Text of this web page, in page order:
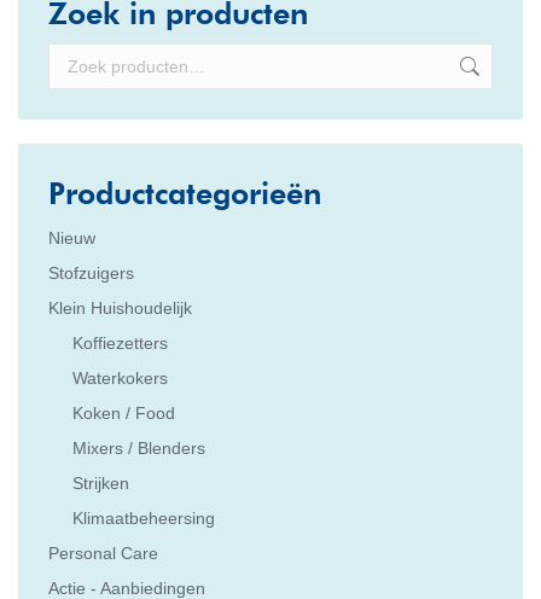
Zoek in producten
Productcategorieën
Nieuw
Stofzuigers
Klein Huishoudelijk
Koffiezetters
Waterkokers
Koken / Food
Mixers / Blenders
Strijken
Klimaatbeheersing
Personal Care
Actie - Aanbiedingen